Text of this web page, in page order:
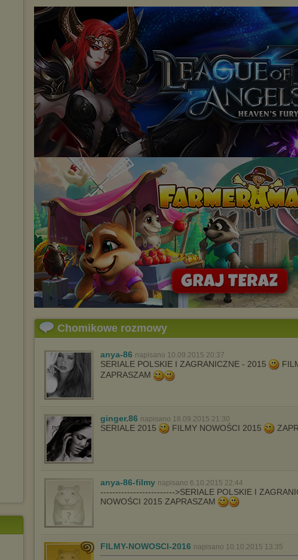
Chomikowe rozmowy
anya-86 napisano 10.09.2015 20:37
SERIALE POLSKIE I ZAGRANICZNE - 2015
ZAPRASZAM
ginger.86 napisano 18.09.2015 21:30
SERIALE 2015 FILMY NOWOŚCI 2015
anya-86-filmy napisano 6.10.2015 22:44
------------------------->SERIALE POLSKIE I
NOWOŚCI 2015 ZAPRASZAM
FILMY-NOWOSCI-2016 napisano 10.10.2015 13:35